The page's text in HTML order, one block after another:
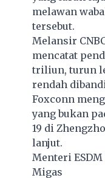
melawan
tersebut.
Melansir
mencatat
triliun, turun
rendah
Foxconn
yang bukan
19 di
lanjut.
Menteri
Migas